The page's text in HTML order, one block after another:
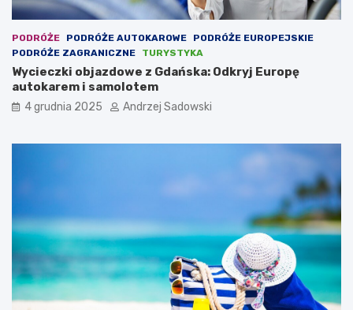
PODRÓŻE PODRÓŻE AUTOKAROWE
PODRÓŻE EUROPEJSKIE
PODRÓŻE ZAGRANICZNE
TURYSTYKA
Wycieczki objazdowe z Gdańska: Odkryj Europę
autokarem i samolotem
4 grudnia 2025 Andrzej Sadowski